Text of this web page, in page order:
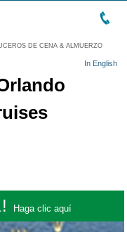
DE CENA & ALMUERZO
In English
Haga clic aquí